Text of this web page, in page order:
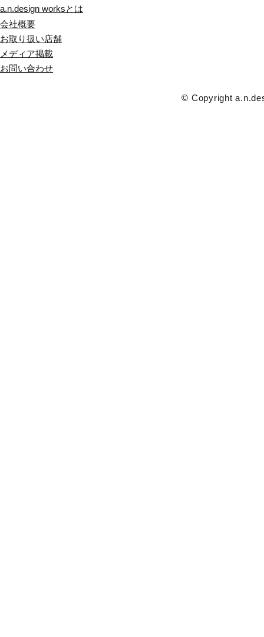
a.n.design worksとは
会社概要
お取り扱い店舗
メディア掲載
​お問い合わせ
© Copyright